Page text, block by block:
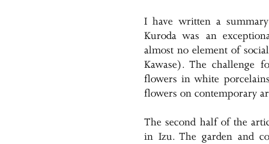
I have written a
Kuroda was an
almost no element of
Kawase). The challenge
flowers in white
flowers on contemporary
The second half of the
in Izu. The garden and